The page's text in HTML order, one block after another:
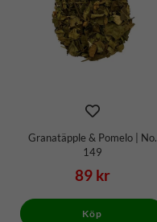
Granatäpple & Pomelo | No.
149
89 kr
Köp